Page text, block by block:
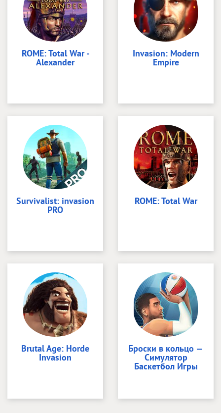
ROME: Total War -
Alexander
Invasion: Modern
Empire
Survivalist: invasion
PRO
ROME: Total War
Brutal Age: Horde
Invasion
Броски в кольцо —
Симулятор
Баскетбол Игры